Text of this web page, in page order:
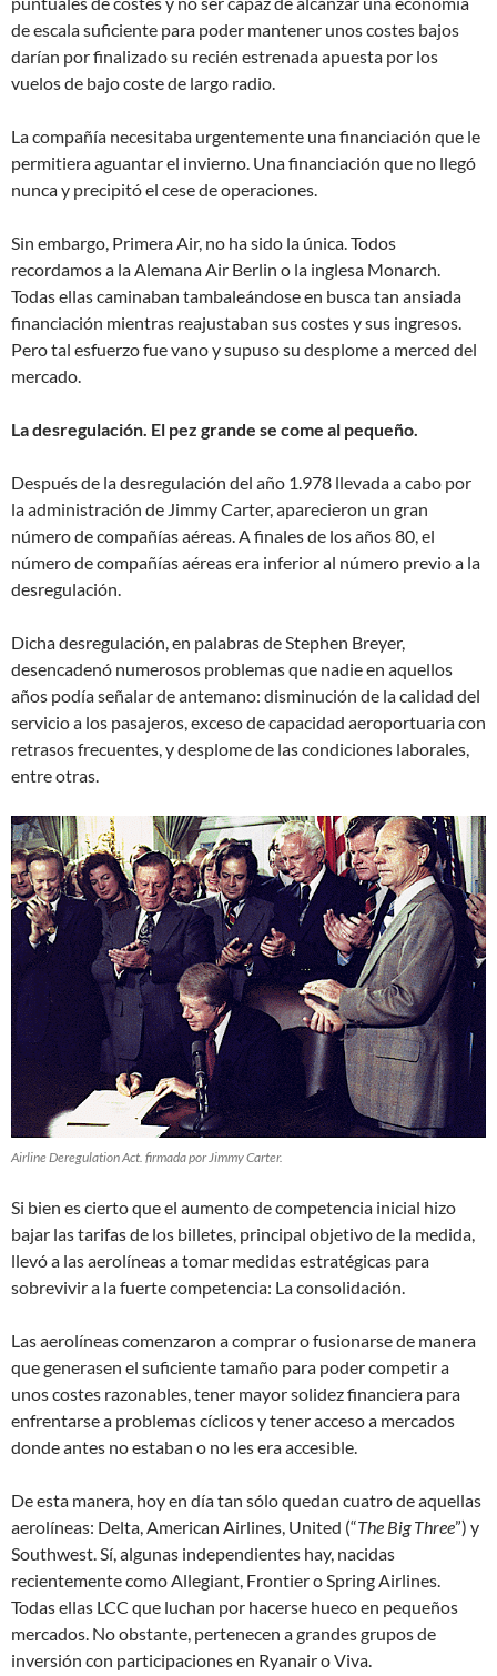
de escala suficiente para poder mantener unos costes bajos
darían por finalizado su recién estrenada apuesta por los
vuelos de bajo coste de largo radio.
La compañía necesitaba urgentemente una financiación que le
permitiera aguantar el invierno. Una financiación que no llegó
nunca y precipitó el cese de operaciones.
Sin embargo, Primera Air, no ha sido la única. Todos
recordamos a la Alemana Air Berlin o la inglesa Monarch.
Todas ellas caminaban tambaleándose en busca tan ansiada
financiación mientras reajustaban sus costes y sus ingresos.
Pero tal esfuerzo fue vano y supuso su desplome a merced del
mercado.
La desregulación. El pez grande se come al pequeño.
Después de la desregulación del año 1.978 llevada a cabo por
la administración de Jimmy Carter, aparecieron un gran
número de compañías aéreas. A finales de los años 80, el
número de compañías aéreas era inferior al número previo a la
desregulación.
Dicha desregulación, en palabras de Stephen Breyer,
desencadenó numerosos problemas que nadie en aquellos
años podía señalar de antemano: disminución de la calidad del
servicio a los pasajeros, exceso de capacidad aeroportuaria con
retrasos frecuentes, y desplome de las condiciones laborales,
entre otras.
Airline Deregulation Act. firmada por Jimmy Carter.
Si bien es cierto que el aumento de competencia inicial hizo
bajar las tarifas de los billetes, principal objetivo de la medida,
llevó a las aerolíneas a tomar medidas estratégicas para
sobrevivir a la fuerte competencia: La consolidación.
Las aerolíneas comenzaron a comprar o fusionarse de manera
que generasen el suficiente tamaño para poder competir a
unos costes razonables, tener mayor solidez financiera para
enfrentarse a problemas cíclicos y tener acceso a mercados
donde antes no estaban o no les era accesible.
De esta manera, hoy en día tan sólo quedan cuatro de aquellas
aerolíneas: Delta, American Airlines, United (“The Big Three”) y
Southwest. Sí, algunas independientes hay, nacidas
recientemente como Allegiant, Frontier o Spring Airlines.
Todas ellas LCC que luchan por hacerse hueco en pequeños
mercados. No obstante, pertenecen a grandes grupos de
inversión con participaciones en Ryanair o Viva.